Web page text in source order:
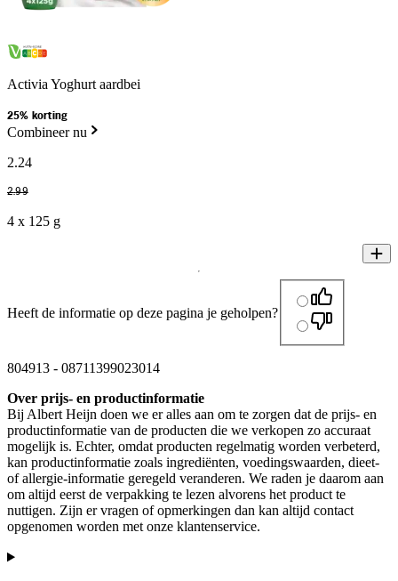
Activia Yoghurt aardbei
25% korting
Combineer nu
2.24
2.99
4 x 125 g
Heeft de informatie op deze pagina je geholpen?
804913 - 08711399023014
Over prijs- en productinformatie
Bij Albert Heijn doen we er alles aan om te zorgen dat de prijs- en
productinformatie van de producten die we verkopen zo accuraat
mogelijk is. Echter, omdat producten regelmatig worden verbeterd,
kan productinformatie zoals ingrediënten, voedingswaarden, dieet-
of allergie-informatie geregeld veranderen. We raden je daarom aan
om altijd eerst de verpakking te lezen alvorens het product te
nuttigen. Zijn er vragen of opmerkingen dan kan altijd contact
opgenomen worden met onze klantenservice.